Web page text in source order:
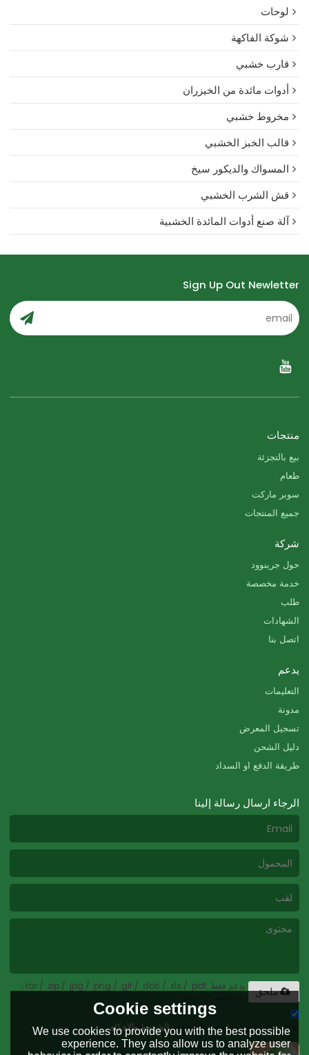
لوحات
شوكة الفاكهة
قارب خشبي
أدوات مائدة من الخيزران
مخروط خشبي
قالب الخبز الخشبي
المسواك والديكور سيخ
قش الشرب الخشبي
آلة صنع أدوات المائدة الخشبية
Sign Up Out Newletter
منتجات
بيع بالتجزئة
طعام
سوبر ماركت
جميع المنتجات
شركة
حول جرينوود
خدمة مخصصة
طلب
الشهادات
اتصل بنا
يدعم
التعليمات
مدونة
تسجيل المعرض
دليل الشحن
طريقة الدفع او السداد
الرجاء ارسال رسالة إلينا
يدعم فقط .rar / .zip / .jpg / .png / .gif / .doc / .xls / .pdf ،
ملحق
توافق على استخدام شروط الخدمة,الشروط والاحكام
Cookie settings
We use cookies to provide you with the best possible
experience. They also allow us to analyze user